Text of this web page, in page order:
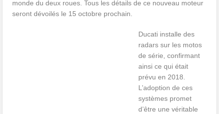
monde du deux roues. Tous les détails de ce nouveau moteur
seront dévoilés le 15 octobre prochain.
Ducati installe des
radars sur les motos
de série, confirmant
ainsi ce qui était
prévu en 2018.
L’adoption de ces
systèmes promet
d’être une véritable